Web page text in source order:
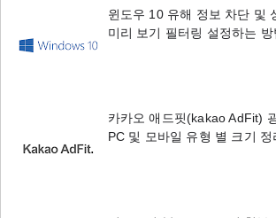
윈도우 10 유해 정보 차단 및
미리 보기 필터링 설정하는 방
카카오 애드핏(kakao AdFit)
PC 및 모바일 유형 별 크기 정